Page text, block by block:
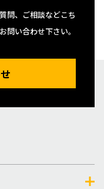
問、ご相談などこち
問い合わせ下さい。